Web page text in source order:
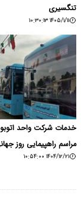
تنگسیری
۱۴۰۵/۱/۱۱ ۱۰:۳۰:۱۳
خدمات شرکت واحد
مراسم راهپیمایی روز
۱۴۰۴/۱۲/۲۱ ۱۰:۵۴:۰۰